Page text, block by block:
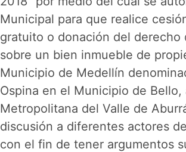
Municipal para que realice
gratuito o donación del derecho
sobre un bien inmueble de
Municipio de Medellín
Ospina en el Municipio de Bello,
Metropolitana del Valle de
discusión a diferentes actores
con el fin de tener argumentos